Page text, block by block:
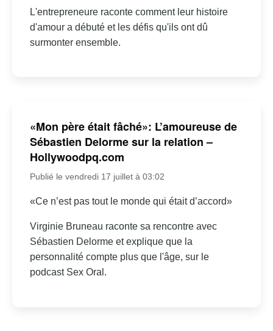
L'entrepreneure raconte comment leur histoire
d'amour a débuté et les défis qu'ils ont dû
surmonter ensemble.
«Mon père était fâché»: L’amoureuse de
Sébastien Delorme sur la relation –
Hollywoodpq.com
Publié le vendredi 17 juillet à 03:02
«Ce n’est pas tout le monde qui était d’accord»
Virginie Bruneau raconte sa rencontre avec
Sébastien Delorme et explique que la
personnalité compte plus que l'âge, sur le
podcast Sex Oral.